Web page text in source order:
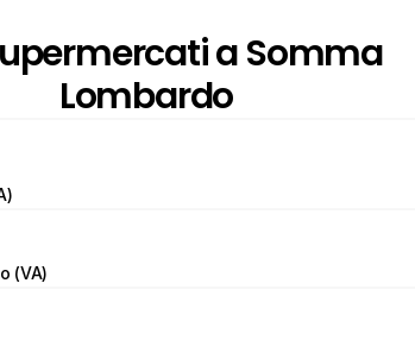
a Somma
Lombardo
(VA)